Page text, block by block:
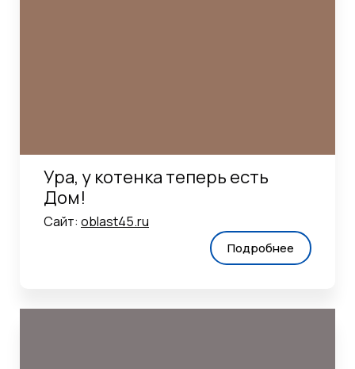
Ура, у котенка теперь есть
Дом!
Сайт: oblast45.ru
Подробнее